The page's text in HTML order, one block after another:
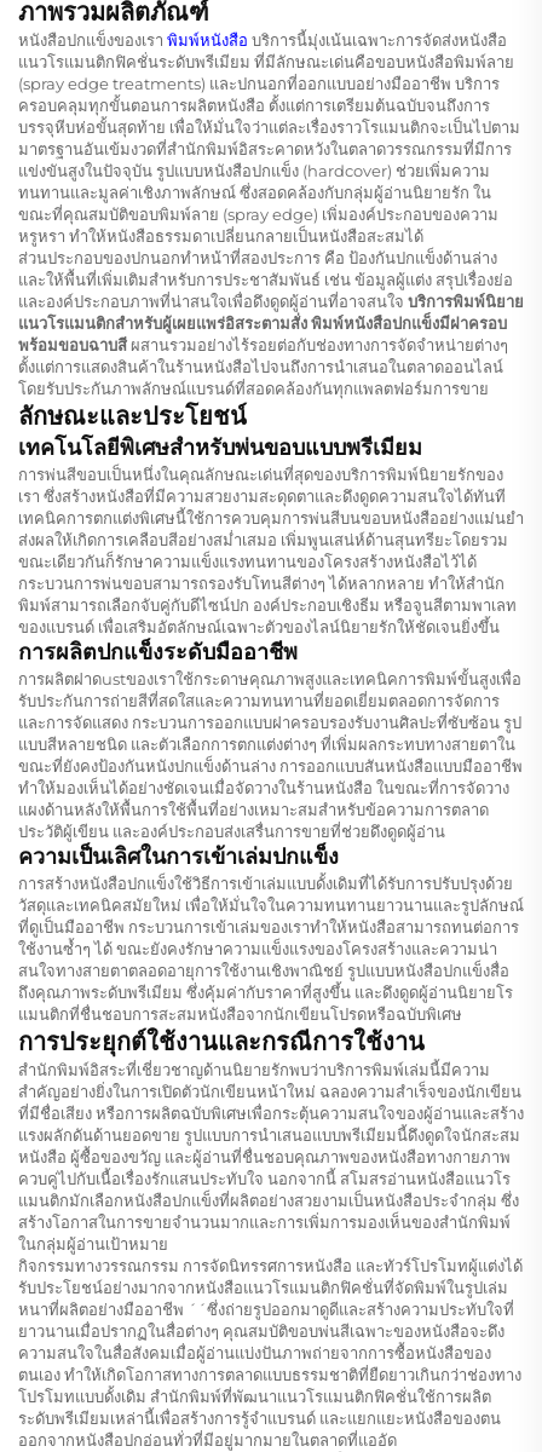
ภาพรวมผลิตภัณฑ์
หนังสือปกแข็งของเรา พิมพ์หนังสือ บริการนี้มุ่งเน้นเฉพาะการจัดส่งหนังสือ
แนวโรแมนติกฟิคชั่นระดับพรีเมียม ที่มีลักษณะเด่นคือขอบหนังสือพิมพ์ลาย
(spray edge treatments) และปกนอกที่ออกแบบอย่างมืออาชีพ บริการ
ครอบคลุมทุกขั้นตอนการผลิตหนังสือ ตั้งแต่การเตรียมต้นฉบับจนถึงการ
บรรจุหีบห่อขั้นสุดท้าย เพื่อให้มั่นใจว่าแต่ละเรื่องราวโรแมนติกจะเป็นไปตาม
มาตรฐานอันเข้มงวดที่สำนักพิมพ์อิสระคาดหวังในตลาดวรรณกรรมที่มีการ
แข่งขันสูงในปัจจุบัน รูปแบบหนังสือปกแข็ง (hardcover) ช่วยเพิ่มความ
ทนทานและมูลค่าเชิงภาพลักษณ์ ซึ่งสอดคล้องกับกลุ่มผู้อ่านนิยายรัก ใน
ขณะที่คุณสมบัติขอบพิมพ์ลาย (spray edge) เพิ่มองค์ประกอบของความ
หรูหรา ทำให้หนังสือธรรมดาเปลี่ยนกลายเป็นหนังสือสะสมได้
ส่วนประกอบของปกนอกทำหน้าที่สองประการ คือ ป้องกันปกแข็งด้านล่าง
และให้พื้นที่เพิ่มเติมสำหรับการประชาสัมพันธ์ เช่น ข้อมูลผู้แต่ง สรุปเรื่องย่อ
และองค์ประกอบภาพที่น่าสนใจเพื่อดึงดูดผู้อ่านที่อาจสนใจ บริการพิมพ์นิยาย
แนวโรแมนติกสำหรับผู้เผยแพร่อิสระตามสั่ง พิมพ์หนังสือปกแข็งมีฝาครอบ
พร้อมขอบฉาบสีผสานรวมอย่างไร้รอยต่อกับช่องทางการจัดจำหน่ายต่างๆ
ตั้งแต่การแสดงสินค้าในร้านหนังสือไปจนถึงการนำเสนอในตลาดออนไลน์
โดยรับประกันภาพลักษณ์แบรนด์ที่สอดคล้องกันทุกแพลตฟอร์มการขาย
ลักษณะและประโยชน์
เทคโนโลยีพิเศษสำหรับพ่นขอบแบบพรีเมียม
การพ่นสีขอบเป็นหนึ่งในคุณลักษณะเด่นที่สุดของบริการพิมพ์นิยายรักของ
เรา ซึ่งสร้างหนังสือที่มีความสวยงามสะดุดตาและดึงดูดความสนใจได้ทันที
เทคนิคการตกแต่งพิเศษนี้ใช้การควบคุมการพ่นสีบนขอบหนังสืออย่างแม่นยำ
ส่งผลให้เกิดการเคลือบสีอย่างสม่ำเสมอ เพิ่มพูนเสน่ห์ด้านสุนทรียะโดยรวม
ขณะเดียวกันก็รักษาความแข็งแรงทนทานของโครงสร้างหนังสือไว้ได้
กระบวนการพ่นขอบสามารถรองรับโทนสีต่างๆ ได้หลากหลาย ทำให้สำนัก
พิมพ์สามารถเลือกจับคู่กับดีไซน์ปก องค์ประกอบเชิงธีม หรือจูนสีตามพาเลท
ของแบรนด์ เพื่อเสริมอัตลักษณ์เฉพาะตัวของไลน์นิยายรักให้ชัดเจนยิ่งขึ้น
การผลิตปกแข็งระดับมืออาชีพ
การผลิตฝาดustของเราใช้กระดาษคุณภาพสูงและเทคนิคการพิมพ์ขั้นสูงเพื่อ
รับประกันการถ่ายสีที่สดใสและความทนทานที่ยอดเยี่ยมตลอดการจัดการ
และการจัดแสดง กระบวนการออกแบบฝาครอบรองรับงานศิลปะที่ซับซ้อน รูป
แบบสีหลายชนิด และตัวเลือกการตกแต่งต่างๆ ที่เพิ่มผลกระทบทางสายตาใน
ขณะที่ยังคงป้องกันหนังปกแข็งด้านล่าง การออกแบบสันหนังสือแบบมืออาชีพ
ทำให้มองเห็นได้อย่างชัดเจนเมื่อจัดวางในร้านหนังสือ ในขณะที่การจัดวาง
แผงด้านหลังให้พื้นการใช้พื้นที่อย่างเหมาะสมสำหรับข้อความการตลาด
ประวัติผู้เขียน และองค์ประกอบส่งเสรื่นการขายที่ช่วยดึงดูดผู้อ่าน
ความเป็นเลิศในการเข้าเล่มปกแข็ง
การสร้างหนังสือปกแข็งใช้วิธีการเข้าเล่มแบบดั้งเดิมที่ได้รับการปรับปรุงด้วย
วัสดุและเทคนิคสมัยใหม่ เพื่อให้มั่นใจในความทนทานยาวนานและรูปลักษณ์
ที่ดูเป็นมืออาชีพ กระบวนการเข้าเล่มของเราทำให้หนังสือสามารถทนต่อการ
ใช้งานซ้ำๆ ได้ ขณะยังคงรักษาความแข็งแรงของโครงสร้างและความน่า
สนใจทางสายตาตลอดอายุการใช้งานเชิงพาณิชย์ รูปแบบหนังสือปกแข็งสื่อ
ถึงคุณภาพระดับพรีเมียม ซึ่งคุ้มค่ากับราคาที่สูงขึ้น และดึงดูดผู้อ่านนิยายโร
แมนติกที่ชื่นชอบการสะสมหนังสือจากนักเขียนโปรดหรือฉบับพิเศษ
การประยุกต์ใช้งานและกรณีการใช้งาน
สำนักพิมพ์อิสระที่เชี่ยวชาญด้านนิยายรักพบว่าบริการพิมพ์เล่มนี้มีความ
สำคัญอย่างยิ่งในการเปิดตัวนักเขียนหน้าใหม่ ฉลองความสำเร็จของนักเขียน
ที่มีชื่อเสียง หรือการผลิตฉบับพิเศษเพื่อกระตุ้นความสนใจของผู้อ่านและสร้าง
แรงผลักดันด้านยอดขาย รูปแบบการนำเสนอแบบพรีเมียมนี้ดึงดูดใจนักสะสม
หนังสือ ผู้ซื้อของขวัญ และผู้อ่านที่ชื่นชอบคุณภาพของหนังสือทางกายภาพ
ควบคู่ไปกับเนื้อเรื่องรักแสนประทับใจ นอกจากนี้ สโมสรอ่านหนังสือแนวโร
แมนติกมักเลือกหนังสือปกแข็งที่ผลิตอย่างสวยงามเป็นหนังสือประจำกลุ่ม ซึ่ง
สร้างโอกาสในการขายจำนวนมากและการเพิ่มการมองเห็นของสำนักพิมพ์
ในกลุ่มผู้อ่านเป้าหมาย
กิจกรรมทางวรรณกรรม การจัดนิทรรศการหนังสือ และทัวร์โปรโมทผู้แต่งได้
รับประโยชน์อย่างมากจากหนังสือแนวโรแมนติกฟิคชั่นที่จัดพิมพ์ในรูปเล่ม
หนาที่ผลิตอย่างมืออาชีพ ´´ซึ่งถ่ายรูปออกมาดูดีและสร้างความประทับใจที่
ยาวนานเมื่อปรากฏในสื่อต่างๆ คุณสมบัติขอบพ่นสีเฉพาะของหนังสือจะดึง
ความสนใจในสื่อสังคมเมื่อผู้อ่านแบ่งปันภาพถ่ายจากการซื้อหนังสือของ
ตนเอง ทำให้เกิดโอกาสทางการตลาดแบบธรรมชาติที่ยืดยาวเกินกว่าช่องทาง
โปรโมทแบบดั้งเดิม สำนักพิมพ์ที่พัฒนาแนวโรแมนติกฟิคชั่นใช้การผลิต
ระดับพรีเมียมเหล่านี้เพื่อสร้างการรู้จำแบรนด์ และแยกแยะหนังสือของตน
ออกจากหนังสือปกอ่อนทั่วที่มีอยู่มากมายในตลาดที่แออัด